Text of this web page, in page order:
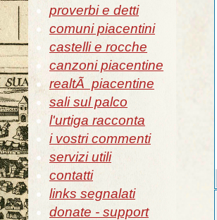
proverbi e detti
comuni piacentini
castelli e rocche
canzoni piacentine
realtÃ piacentine
sali sul palco
l'urtiga racconta
i vostri commenti
servizi utili
contatti
links segnalati
donate - support